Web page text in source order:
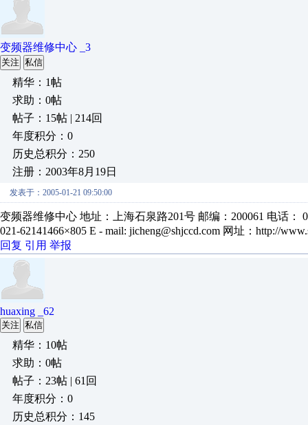
变频器维修中心 _3
关注 私信
精华：1帖
求助：0帖
帖子：15帖 | 214回
年度积分：0
历史总积分：250
注册：2003年8月19日
发表于：2005-01-21 09:50:00
变频器维修中心 地址：上海石泉路201号 邮编：200061 电话：
021-62141466×805 E - mail: jicheng@shjccd.com 网址：http://
回复 引用 举报
huaxing _62
关注 私信
精华：10帖
求助：0帖
帖子：23帖 | 61回
年度积分：0
历史总积分：145